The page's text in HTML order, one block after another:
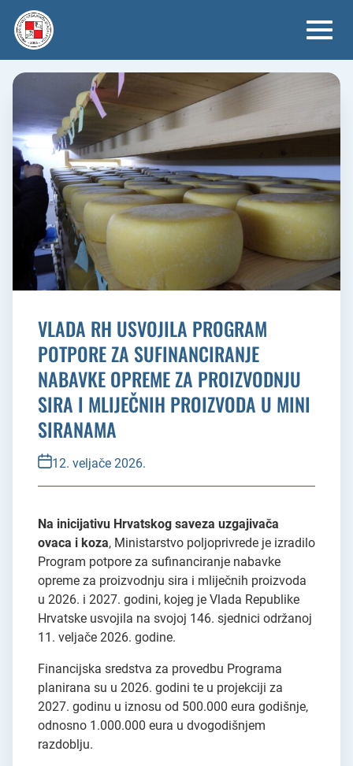
content
VLADA RH USVOJILA PROGRAM
POTPORE ZA SUFINANCIRANJE
NABAVKE OPREME ZA PROIZVODNJU
SIRA I MLIJEČNIH PROIZVODA U MINI
SIRANAMA
12. veljače 2026.
Na inicijativu Hrvatskog saveza uzgajivača
ovaca i koza, Ministarstvo poljoprivrede je izradilo
Program potpore za sufinanciranje nabavke
opreme za proizvodnju sira i mliječnih proizvoda
u 2026. i 2027. godini, kojeg je Vlada Republike
Hrvatske usvojila na svojoj 146. sjednici održanoj
11. veljače 2026. godine.
Financijska sredstva za provedbu Programa
planirana su u 2026. godini te u projekciji za
2027. godinu u iznosu od 500.000 eura godišnje,
odnosno 1.000.000 eura u dvogodišnjem
razdoblju.